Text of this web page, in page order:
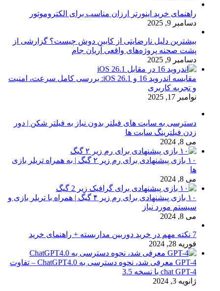
راهنمای خرید اینورتر ارزان مناسب برای الکتروموتور
دسامبر 9, 2025
بیشترین دلیل نارضایتی از کابین دوش چیست؟ گزارشی از
پشت صحنه پروژه‌های واقعی آریان جام
دسامبر 9, 2025
مقایسه اندروید 16 و iOS 26.1: بررسی کامل سرعت، امنیت
و تجربه کاربری
نوامبر 17, 2025
دسترسی به سایت های فیلتر بدون نیاز به فیلتر شکن | دور
زدن فیلترینگ سایت ها
می 8, 2024
۱۰ بازی پیشنهادی برای رم زیر ۲ گیگ | به همراه تریلر بازی
ها
می 8, 2024
۱۰ بازی پیشنهادی برای رم زیر ۴ گیگ | همراه با تریلر بازی و
سیستم مورد نیاز
می 8, 2024
7 نکته مهم در خرید دوربین مداربسته + راهنمای خرید
فوریه 28, 2024
GPT-4 معرفی شد، نحوه دسترسی به ChatGPT4.0 – تفاوت
chat GPT-4 با نسخه 3.5
ژانویه 3, 2024